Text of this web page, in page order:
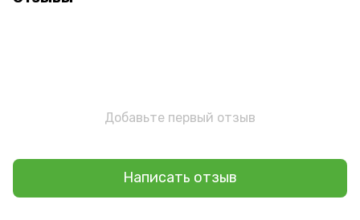
Добавьте первый отзыв
Написать отзыв